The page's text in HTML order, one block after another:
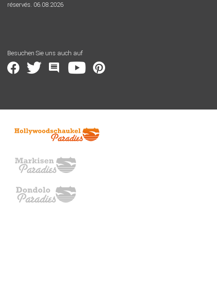
réservés. 06.08.2026
Besuchen Sie uns auch auf